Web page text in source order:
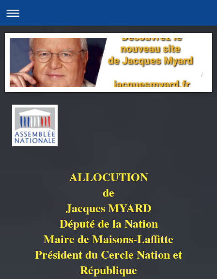
ALLOCUTION
de
Jacques MYARD
Député de la Nation
Maire de Maisons-Laffitte
Président du Cercle Nation et
République